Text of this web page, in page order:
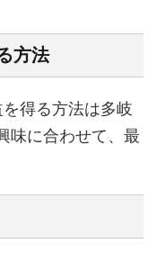
方法
得る方法は多岐
味に合わせて、最